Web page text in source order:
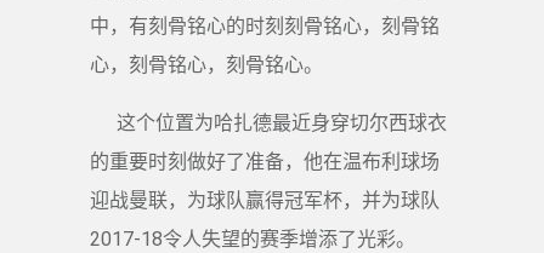
中，有刻骨铭心的时刻刻骨铭心，刻骨铭
心，刻骨铭心，刻骨铭心。
这个位置为哈扎德最近身穿切尔西球衣
的重要时刻做好了准备，他在温布利球场
迎战曼联，为球队赢得冠军杯，并为球队
2017-18令人失望的赛季增添了光彩。